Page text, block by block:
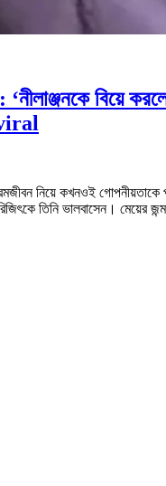
বিয়ে
নিয়ে কখনওই গোপনীয়তাকে
তিনি ভালবাসেন। মেয়ের